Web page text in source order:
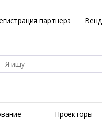
партнера
Проекторы